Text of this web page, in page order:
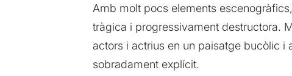
Amb molt pocs elements escenogràfics,
tràgica i progressivament destructora.
actors i actrius en un paisatge bucòlic i
sobradament explícit.